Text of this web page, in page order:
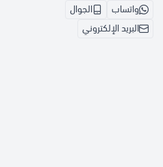
واتساب
الجوال
البريد الإلكتروني